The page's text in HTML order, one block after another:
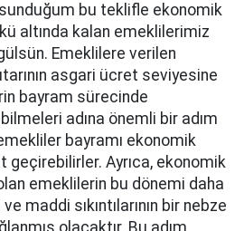
sunduğum bu teklifle ekonomik
altında kalan emeklilerimiz
Emeklilere verilen
asgari ücret seviyesine
bayram sürecinde
adına önemli bir adım
bayramı ekonomik
geçirebilirler. Ayrıca, ekonomik
emeklilerin bu dönemi daha
maddi sıkıntılarının bir nebze
olacaktır. Bu adım,